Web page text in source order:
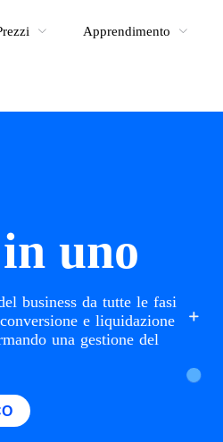
Apprendimento
uno
business da tutte le fasi
e liquidazione
una gestione del